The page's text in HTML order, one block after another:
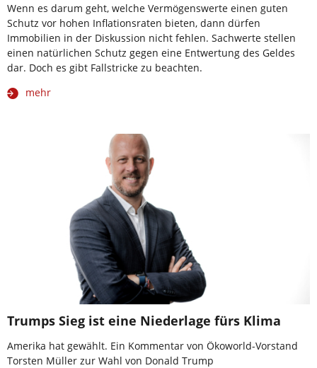
Wenn es darum geht, welche Vermögenswerte einen guten
Schutz vor hohen Inflationsraten bieten, dann dürfen
Immobilien in der Diskussion nicht fehlen. Sachwerte stellen
einen natürlichen Schutz gegen eine Entwertung des Geldes
dar. Doch es gibt Fallstricke zu beachten.
mehr
Trumps Sieg ist eine Niederlage fürs Klima
Amerika hat gewählt. Ein Kommentar von Ökoworld-Vorstand
Torsten Müller zur Wahl von Donald Trump